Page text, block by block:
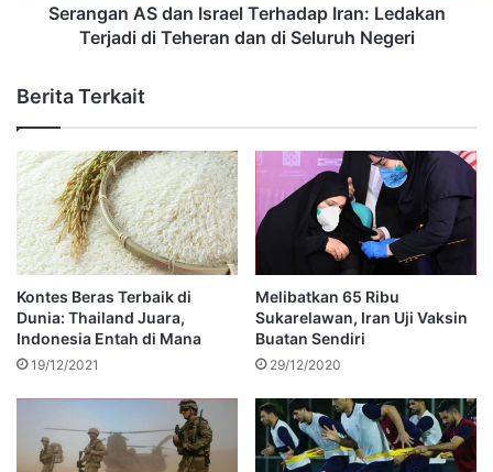
Serangan AS dan Israel Terhadap Iran: Ledakan
Terjadi di Teheran dan di Seluruh Negeri
Berita Terkait
Kontes Beras Terbaik di
Dunia: Thailand Juara,
Indonesia Entah di Mana
19/12/2021
Melibatkan 65 Ribu
Sukarelawan, Iran Uji Vaksin
Buatan Sendiri
29/12/2020